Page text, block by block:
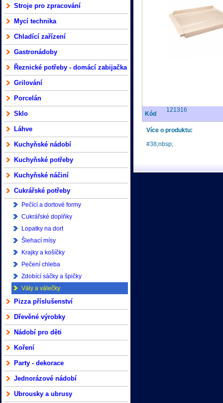
Stroje pro zpracování
Mycí technika
Chladící zařízení
Gastronádoby
Řeznické potřeby - domácí zabijačka
Grilování
Porcelán
Sklo
Láhve
Kuchyňské nádobí
Kuchyňské potřeby
Kuchyňské náčiní
Cukrářské potřeby
Pečící a dortové formy
Cukrářské doplňky
Lopatky na dort
Šlehací mísy
Krajky a košíčky
Pečení chleba
Zdobící sáčky a špičky
Vály a válečky
Pizza příslušenství
Dřevěné výrobky
Nádobí pro děti
Koření
Party - dekorace
Jednorázové nádobí
Ubrousky a ubrusy
Kód
121316
Více o produktu:
#38;nbsp;